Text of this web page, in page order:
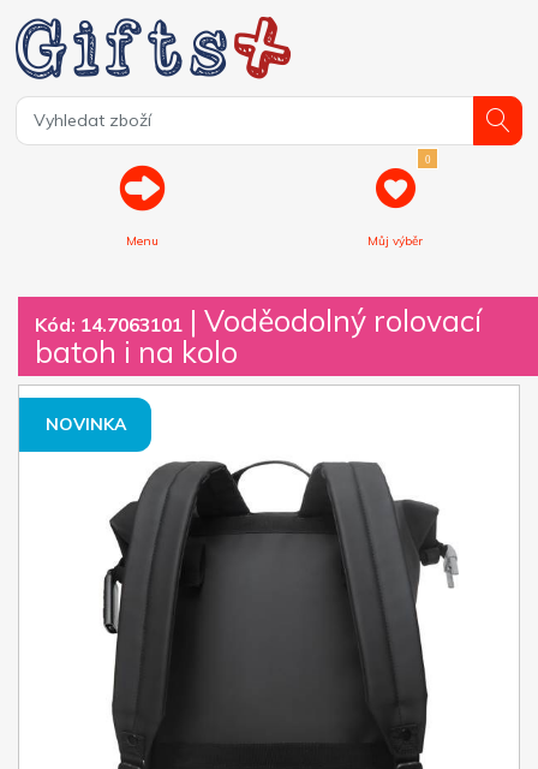
Menu
0
Můj výběr
Kód: 14.7063101 | Voděodolný rolovací
batoh i na kolo
NOVINKA